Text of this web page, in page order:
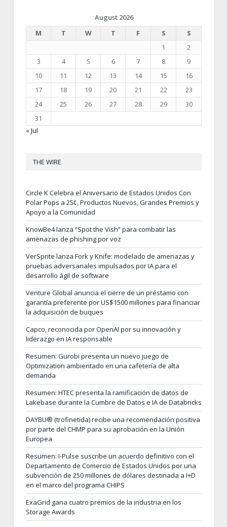
August 2026
M
T W T F S
S
1
2
3
4 5 6 7 8
9
10
11 12 13 14 15
16
17
18 19 20 21 22
23
24
25 26 27 28 29
30
31
« Jul
THE WIRE
Circle K Celebra el Aniversario de Estados Unidos Con
Polar Pops a 25¢, Productos Nuevos, Grandes Premios y
Apoyo a la Comunidad
KnowBe4 lanza “Spot the Vish” para combatir las
amenazas de phishing por voz
VerSprite lanza Fork y Knife: modelado de amenazas y
pruebas adversariales impulsados por IA para el
desarrollo ágil de software
Venture Global anuncia el cierre de un préstamo con
garantía preferente por US$1500 millones para financiar
la adquisición de buques
Capco, reconocida por OpenAI por su innovación y
liderazgo en IA responsable
Resumen: Gurobi presenta un nuevo juego de
Optimization ambientado en una cafetería de alta
demanda
Resumen: HTEC presenta la ramificación de datos de
Lakebase durante la Cumbre de Datos e IA de Databricks
DAYBU® (trofinetida) recibe una recomendación positiva
por parte del CHMP para su aprobación en la Unión
Europea
Resumen: I-Pulse suscribe un acuerdo definitivo con el
Departamento de Comercio de Estados Unidos por una
subvención de 250 millones de dólares destinada a I+D
en el marco del programa CHIPS
ExaGrid gana cuatro premios de la industria en los
Storage Awards